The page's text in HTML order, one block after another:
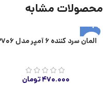
محصولات مشابه
المان سرد کننده ۶ آمپر مدل ۱۲۷۰۶
۴۷۰.۰۰۰تومان